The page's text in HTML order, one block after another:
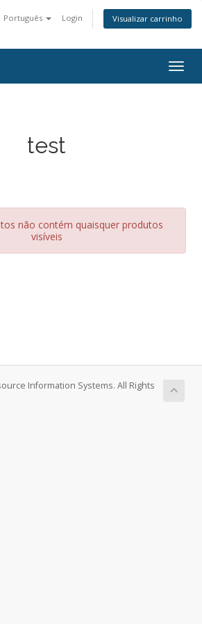
Português Login Visualizar carrinho
test
não contém quaisquer produtos
visíveis
Information Systems. All Rights